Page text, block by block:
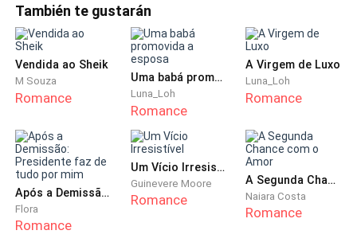
nele demais antes.
Se não fosse por aquele vídeo anônimo, eu não teria
duvidado nem um pouco de sua explicação.
Vendo que eu não respondia, Lucas tentou me
tranquilizar com paciência:
— Foi um erro esquecer um dia tão especial. Prometo
compensá-la amanhã com um presente.
— Eu só quero aquele colar.
También te gustarán
Vendida ao Sheik
M Souza
Romance
Uma babá promovida a esposa
Luna_Loh
Romance
A Virgem de Luxo
Luna_Loh
Romance
Após a Demissão: Presidente faz de tudo por mim
Flora
Romance
Um Vício Irresistível
Guinevere Moore
Romance
A Segunda Chance com o Amor
Naiara Costa
Romance